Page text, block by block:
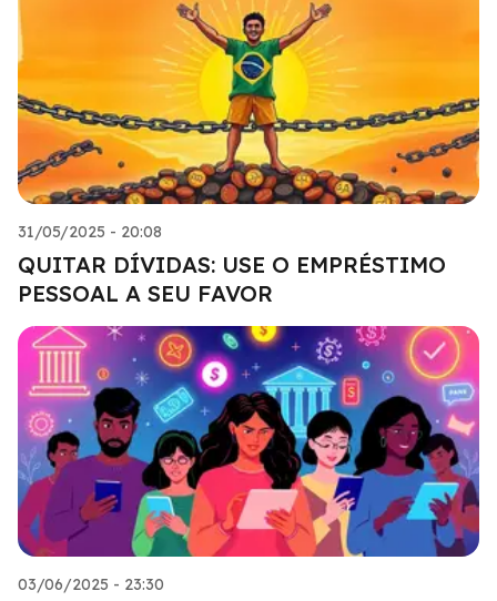
31/05/2025 - 20:08
QUITAR DÍVIDAS: USE O EMPRÉSTIMO
PESSOAL A SEU FAVOR
03/06/2025 - 23:30